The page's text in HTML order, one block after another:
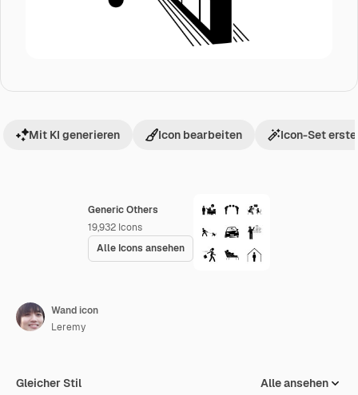
Generic Others
19,932 Icons
Alle Icons ansehen
Mit KI generieren Icon bearbeiten Icon-Set
Wand icon
Leremy
Gleicher Stil Alle ansehen